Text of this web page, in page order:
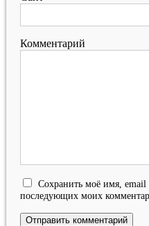
Комментарий
Сохранить моё имя, email
последующих моих